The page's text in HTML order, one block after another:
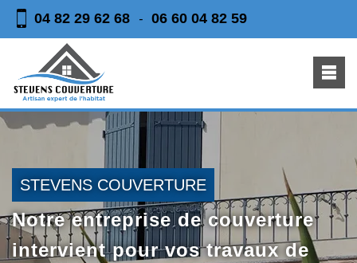
04 82 29 62 68 - 06 60 04 82 59
STEVENS COUVERTURE
Notre entreprise de couverture
intervient pour vos travaux de